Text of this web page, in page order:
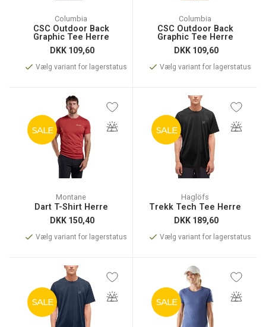
Columbia
CSC Outdoor Back
Graphic Tee Herre
DKK 109,60
Vælg variant for lagerstatus
Columbia
CSC Outdoor Back
Graphic Tee Herre
DKK 109,60
Vælg variant for lagerstatus
SALE
Montane
Dart T-Shirt Herre
DKK 150,40
Vælg variant for lagerstatus
SALE
Haglöfs
Trekk Tech Tee Herre
DKK 189,60
Vælg variant for lagerstatus
SALE SALE